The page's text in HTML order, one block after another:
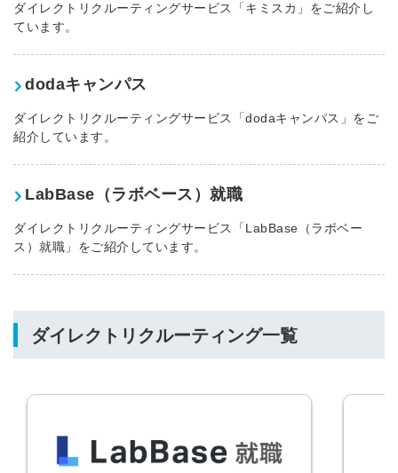
ダイレクトリクルーティングサービス「キミスカ」をご紹介し
ています。
dodaキャンパス
ダイレクトリクルーティングサービス「dodaキャンパス」をご
紹介しています。
LabBase（ラボベース）就職
ダイレクトリクルーティングサービス「LabBase（ラボベー
ス）就職」をご紹介しています。
ダイレクトリクルーティング一覧